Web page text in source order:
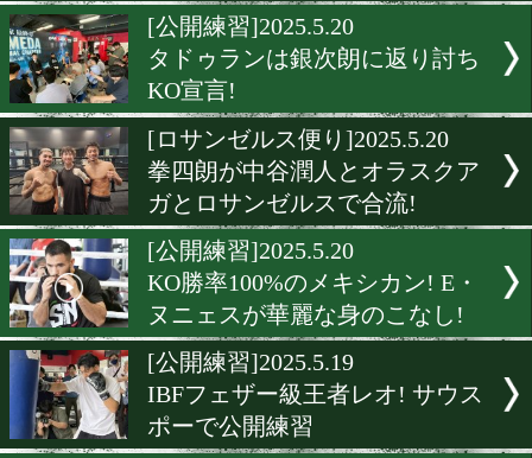
に!
[公開練習]2025.5.30
「帝拳の強さを見せたい」
川天心、世界前哨戦へ
[練習動画]2025.5.29
辰吉寿以輝の復帰戦はサウ
ーが相手
[公開練習]2025.5.23
元ラジャダムナム王者ユッ
ンと元K-1王者武居由樹の